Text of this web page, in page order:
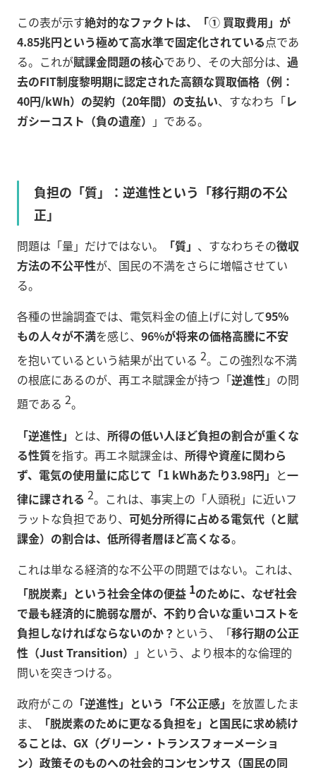
この表が示す絶対的なファクトは、「① 買取費用」が
4.85兆円という極めて高水準で固定化されている点であ
る。これが賦課金問題の核心であり、その大部分は、 過
去のFIT制度黎明期に認定された高額な買取価格（例：
40円/kWh）の契約（20年間）の支払い、すなわち「レ
ガシーコスト（負の遺産） 」である。
負担の「質」：逆進性という「移行期の不公
正」
問題は「量」だけではない。 「質」 、すなわちその徴収
方法の不公平性が、国民の不満をさらに増幅させてい
る。
各種の世論調査では、電気料金の値上げに対して95%
もの人々が不満を感じ、 96%が将来の価格高騰に不安
を抱いているという結果が出ている 2。この強烈な不満
の根底にあるのが、再エネ賦課金が持つ「逆進性」の問
題である 2。
「逆進性」 とは、 所得の低い人ほど負担の割合が重くな
る性質を指す。再エネ賦課金は、 所得や資産に関わら
ず、電気の使用量に応じて「1 kWhあたり3.98円」 と一
律に課される 2。これは、事実上の「人頭税」に近いフ
ラットな負担であり、 可処分所得に占める電気代（と賦
課金）の割合は、低所得者層ほど高くなる。
これは単なる経済的な不公平の問題ではない。これは、
「脱炭素」という社会全体の便益 1のために、なぜ社会
で最も経済的に脆弱な層が、不釣り合いな重いコストを
負担しなければならないのか？ という、「移行期の公正
性（Just Transition） 」という、より根本的な倫理的
問いを突きつける。
政府がこの 「逆進性」という「不公正感」 を放置したま
ま、
「脱炭素のために更なる負担を」と国民に求め続け
ることは、GX（グリーン・トランスフォーメーショ
ン）政策そのものへの社会的コンセンサス（国民の同